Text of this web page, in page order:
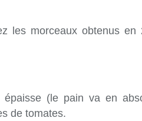
les morceaux obtenus en
(le pain va en
de tomates.